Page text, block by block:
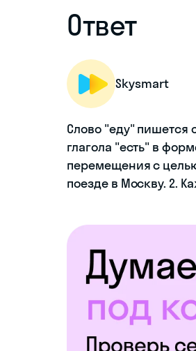
Ответ
Skysmart
Слово "еду" пишется
глагола "есть" в
перемещения с
поезде в Москву. 2.